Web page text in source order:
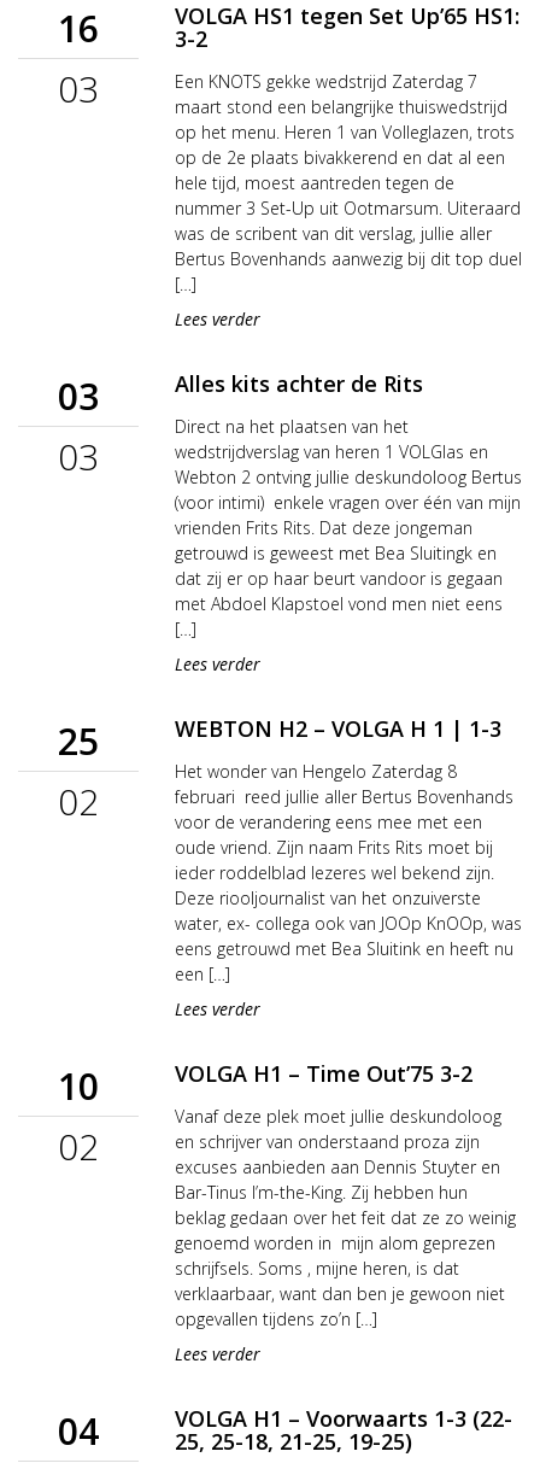
16
03
VOLGA HS1 tegen Set Up’65 HS1:
3-2
Een KNOTS gekke wedstrijd Zaterdag 7
maart stond een belangrijke thuiswedstrijd
op het menu. Heren 1 van Volleglazen, trots
op de 2e plaats bivakkerend en dat al een
hele tijd, moest aantreden tegen de
nummer 3 Set-Up uit Ootmarsum. Uiteraard
was de scribent van dit verslag, jullie aller
Bertus Bovenhands aanwezig bij dit top duel
[…]
Lees verder
03
03
Alles kits achter de Rits
Direct na het plaatsen van het
wedstrijdverslag van heren 1 VOLGlas en
Webton 2 ontving jullie deskundoloog Bertus
(voor intimi) enkele vragen over één van mijn
vrienden Frits Rits. Dat deze jongeman
getrouwd is geweest met Bea Sluitingk en
dat zij er op haar beurt vandoor is gegaan
met Abdoel Klapstoel vond men niet eens
[…]
Lees verder
25
02
WEBTON H2 – VOLGA H 1 | 1-3
Het wonder van Hengelo Zaterdag 8
februari reed jullie aller Bertus Bovenhands
voor de verandering eens mee met een
oude vriend. Zijn naam Frits Rits moet bij
ieder roddelblad lezeres wel bekend zijn.
Deze riooljournalist van het onzuiverste
water, ex- collega ook van JOOp KnOOp, was
eens getrouwd met Bea Sluitink en heeft nu
een […]
Lees verder
10
02
VOLGA H1 – Time Out’75 3-2
Vanaf deze plek moet jullie deskundoloog
en schrijver van onderstaand proza zijn
excuses aanbieden aan Dennis Stuyter en
Bar-Tinus I’m-the-King. Zij hebben hun
beklag gedaan over het feit dat ze zo weinig
genoemd worden in mijn alom geprezen
schrijfsels. Soms , mijne heren, is dat
verklaarbaar, want dan ben je gewoon niet
opgevallen tijdens zo’n […]
Lees verder
04 VOLGA H1 – Voorwaarts 1-3 (22-
25, 25-18, 21-25, 19-25)